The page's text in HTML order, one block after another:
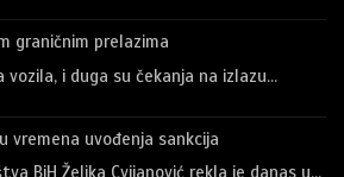
graničnim prelazima
vozila, i duga su čekanja na izlazu…
vremena uvođenja sankcija
BiH Željka Cvijanović rekla je danas u…